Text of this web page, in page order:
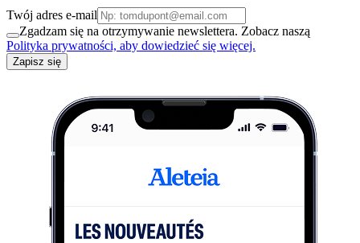
Twój adres e-mail
Zgadzam się na otrzymywanie newslettera. Zobacz naszą
Polityka prywatności, aby dowiedzieć się więcej.
Zapisz się